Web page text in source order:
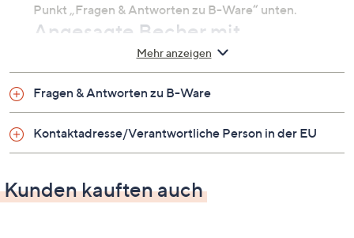
Punkt „Fragen & Antworten zu B-Ware“ unten.
Angesagte Becher mit
wiederverwendbaren
Mit den farbenfrohen Bechern von LocknLock genießt
ob beim entspannten Nachmittag auf dem Balkon oder
doppelwandigen Kaltgetränkebechern mit Henkel und
wiederverwendbarem Trinkhalm bringt frischen
Mehr anzeigen
Fragen & Antworten zu B-Ware
Kontaktadresse/Verantwortliche Person in der EU
Kunden kauften auch